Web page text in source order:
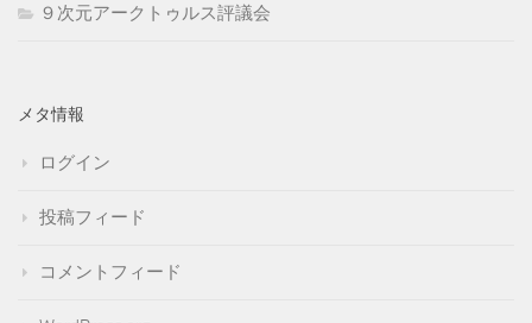
９次元アークトゥルス評議会
メタ情報
ログイン
投稿フィード
コメントフィード